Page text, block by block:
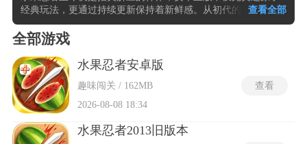
经典玩法，更通过持续更新保持着新鲜感。从初代的冰香蕉冻
结时间，到最新版本加入的足球主题刀刃与双人对战模式，每
一次迭代都在提升操作手感与视觉冲击力。游戏核心依旧是切
水果不切炸弹的极简逻辑，却衍生出无限可能，经典模式考验
连续 Combo 的稳定性，街机模式需在限时内冲刺高分，禅模式
则适合静下心来练习预判轨迹。合集中比较出色的则是正式版
本的独家VIP 系统能解锁全刀刃与背景皮肤，实测搭配「公主
之刃」的三倍连击加成，得分效率直接翻倍。
查看全部
全部游戏
水果忍者安卓版
趣味闯关 / 162MB
2026-08-08 18:34
查看
水果忍者2013旧版本